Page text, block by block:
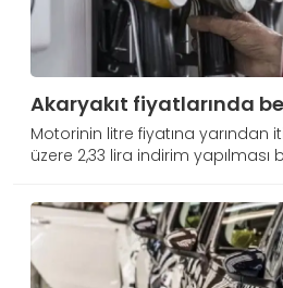
Akaryakıt fiyatlarında
Motorinin litre fiyatına yarından
üzere 2,33 lira indirim yapılması